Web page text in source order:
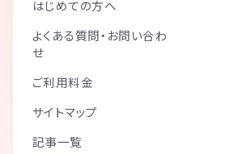
はじめての方へ
よくある質問・お問い合わ
せ
ご利用料金
サイトマップ
記事一覧